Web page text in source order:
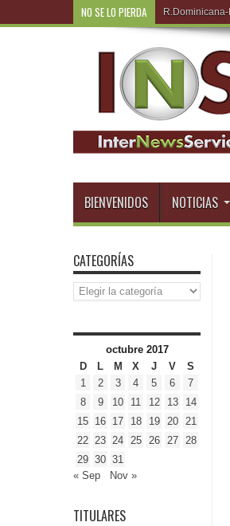
NO SE LO PIERDA R.Dom
BIENVENIDOS NOTICIAS
CATEGORÍAS
Categorías
octubre 2017
D
L M X J V
S
1
2 3 4 5 6
7
8
9 10 11 12 13
14
15 16 17 18 19 20
21
22 23 24 25 26 27
28
29 30 31
« Sep
Nov »
TITULARES